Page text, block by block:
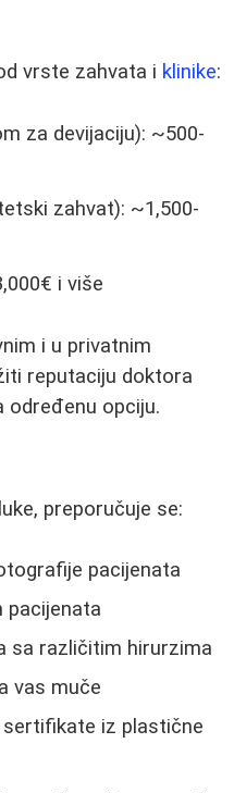
vrste zahvata i klinike:
za devijaciju): ~500-
zahvat): ~1,500-
i više
i u privatnim
reputaciju doktora
određenu opciju.
preporučuje se:
pacijenata
pacijenata
sa različitim hirurzima
vas muče
iz plastične